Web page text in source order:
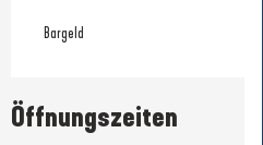
Bargeld
Öffnungszeiten